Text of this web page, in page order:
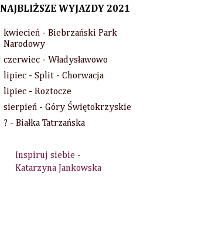
NAJBLIŻSZE WYJAZDY 2021
kwiecień - Biebrzański Park
Narodowy
czerwiec - Władysławowo
lipiec - Split - Chorwacja
lipiec - Roztocze
sierpień - Góry Świętokrzyskie
? - Białka Tatrzańska
Inspiruj siebie -
Katarzyna Jankowska